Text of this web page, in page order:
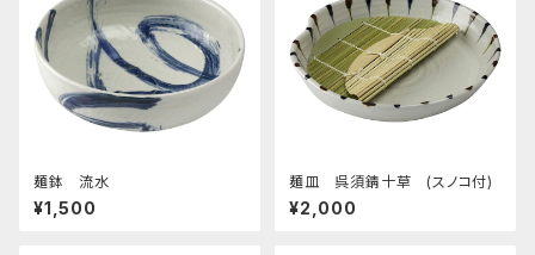
麺鉢 流水
¥1,500
麺皿 呉須錆十草 (スノコ付)
¥2,000